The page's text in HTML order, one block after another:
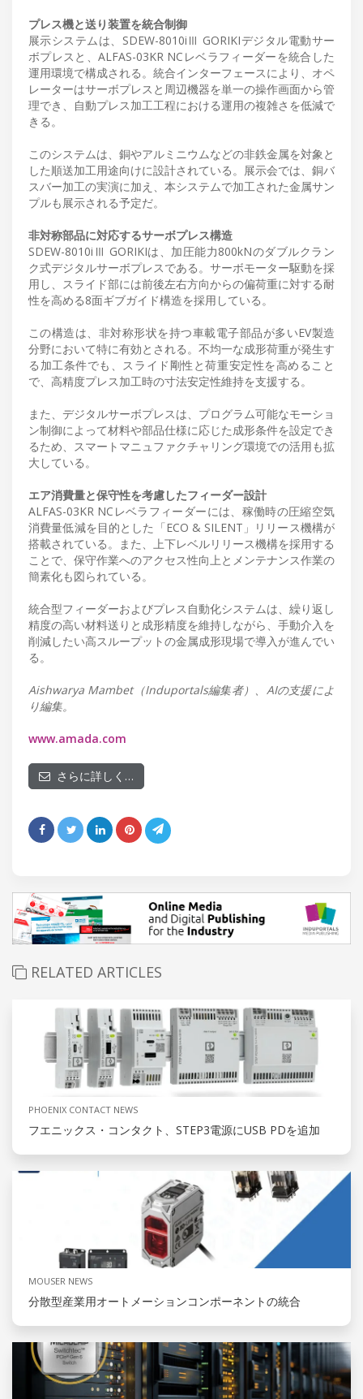
プレス機と送り装置を統合制御
展示システムは、SDEW-8010iⅢ GORIKIデジタル電動サー
ボプレスと、ALFAS-03KR NCレベラフィーダーを統合した
運用環境で構成される。統合インターフェースにより、オペ
レーターはサーボプレスと周辺機器を単一の操作画面から管
理でき、自動プレス加工工程における運用の複雑さを低減で
きる。
このシステムは、銅やアルミニウムなどの非鉄金属を対象と
した順送加工用途向けに設計されている。展示会では、銅バ
スバー加工の実演に加え、本システムで加工された金属サン
プルも展示される予定だ。
非対称部品に対応するサーボプレス構造
SDEW-8010iⅢ GORIKIは、加圧能力800kNのダブルクラン
ク式デジタルサーボプレスである。サーボモーター駆動を採
用し、スライド部には前後左右方向からの偏荷重に対する耐
性を高める8面ギブガイド構造を採用している。
この構造は、非対称形状を持つ車載電子部品が多いEV製造
分野において特に有効とされる。不均一な成形荷重が発生す
る加工条件でも、スライド剛性と荷重安定性を高めること
で、高精度プレス加工時の寸法安定性維持を支援する。
また、デジタルサーボプレスは、プログラム可能なモーショ
ン制御によって材料や部品仕様に応じた成形条件を設定でき
るため、スマートマニュファクチャリング環境での活用も拡
大している。
エア消費量と保守性を考慮したフィーダー設計
ALFAS-03KR NCレベラフィーダーには、稼働時の圧縮空気
消費量低減を目的とした「ECO & SILENT」リリース機構が
搭載されている。また、上下レベルリリース機構を採用する
ことで、保守作業へのアクセス性向上とメンテナンス作業の
簡素化も図られている。
統合型フィーダーおよびプレス自動化システムは、繰り返し
精度の高い材料送りと成形精度を維持しながら、手動介入を
削減したい高スループットの金属成形現場で導入が進んでい
る。
Aishwarya Mambet（Induportals編集者）、AIの支援によ
り編集。
www.amada.com
さらに詳しく…
RELATED ARTICLES
PHOENIX CONTACT NEWS
フエニックス・コンタクト、STEP3電源にUSB PDを追加
MOUSER NEWS
分散型産業用オートメーションコンポーネントの統合